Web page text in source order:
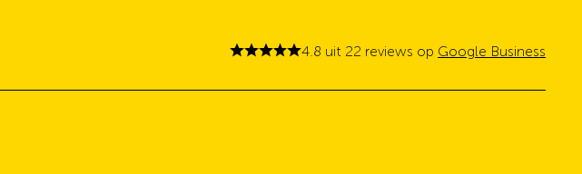
4.8 uit 22 reviews op Google Business